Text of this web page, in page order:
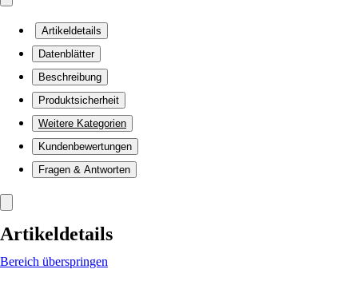
Artikeldetails
Datenblätter
Beschreibung
Produktsicherheit
Weitere Kategorien
Kundenbewertungen
Fragen & Antworten
Artikeldetails
Bereich überspringen